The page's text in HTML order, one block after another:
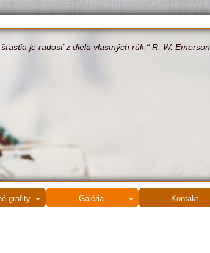
šťastia je radosť z diela vlastných rúk.“ R. W. Emerson
grafity Galéria Kontakt